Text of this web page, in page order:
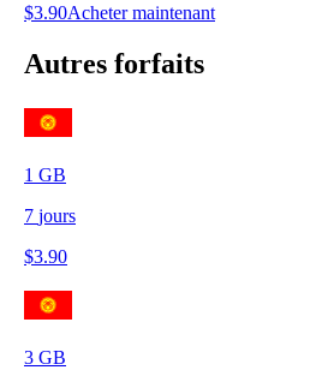
$3.90Acheter maintenant
Autres forfaits
1 GB
7 jours
$3.90
3 GB